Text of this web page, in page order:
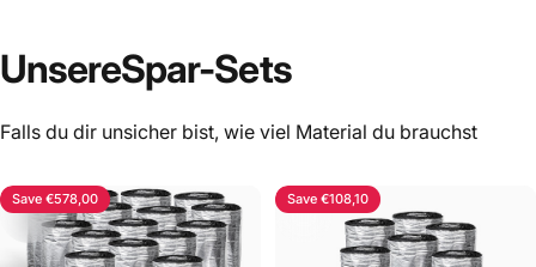
UnsereSpar-Sets
Falls du dir unsicher bist, wie viel Material du brauchst
Save €578,00 Save €108,10